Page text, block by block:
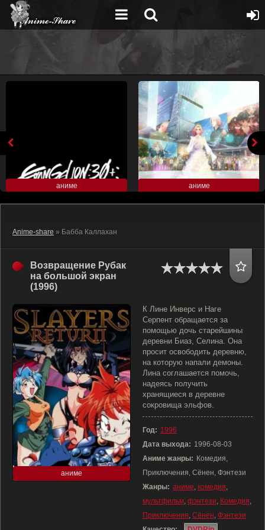
аниме аниме
Anime-share » Бабба Каллахан
Возвращение Рубак
на большой экран
(1996)
аниме
К Лине Инверс и Наге
Серпент обращается за
помощью дочь старейшины
деревни Биаз, Селина. Она
просит освободить деревню,
на которую напали демоны.
Лина соглашается помочь,
надеясь получить
хранящиеся в деревне
сокровища эльфов.
Год: 1996
Дата выхода: 1996-08-03
Аниме жанры: Комедия,
Приключения, Сёнен, Фэнтези
Жанры: аниме, комедия,
мультфильм, фэнтези, Комедия,
Приключения, Сёнен, Фэнтези